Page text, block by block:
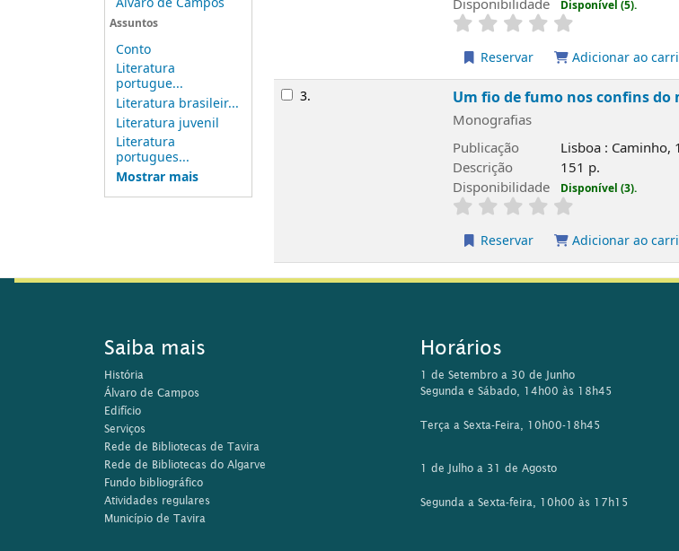
Assuntos
Conto
Literatura
portugue...
Literatura brasileir...
Literatura juvenil
Literatura
portugues...
Mostrar mais
Disponibilidade
Disponível (5).
Reservar Adicionar ao
3. Um fio de fumo nos confins do
Monografias
Publicação
Lisboa : Caminho,
Descrição
151 p.
Disponibilidade
Disponível (3).
Reservar Adicionar ao
Saiba mais
História
Álvaro de Campos
Edifício
Serviços
Rede de Bibliotecas de Tavira
Rede de Bibliotecas do Algarve
Fundo bibliográfico
Atividades regulares
Município de Tavira
Horários
1 de Setembro a 30 de Junho
Segunda e Sábado, 14h00 às 18h45
Terça a Sexta-Feira, 10h00-18h45
1 de Julho a 31 de Agosto
Segunda a Sexta-feira, 10h00 às 17h15